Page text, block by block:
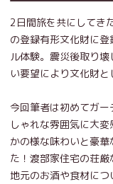
2日間旅を共にしてき
の登録有形文化財に
ル体験。震災後取り
い要望により文化財と
今回筆者は初めてガ
しゃれな雰囲気に大
かの様な味わいと豪
た！渡部家住宅の荘
地元のお酒や食材に